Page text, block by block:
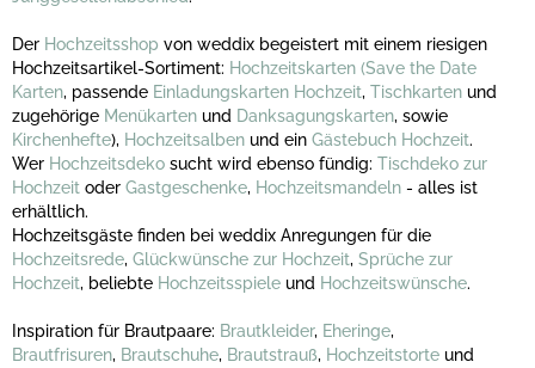
Der Hochzeitsshop von weddix begeistert mit einem riesigen
Hochzeitsartikel-Sortiment: Hochzeitskarten (Save the Date
Karten, passende Einladungskarten Hochzeit, Tischkarten und
zugehörige Menükarten und Danksagungskarten, sowie
Kirchenhefte), Hochzeitsalben und ein Gästebuch Hochzeit.
Wer Hochzeitsdeko sucht wird ebenso fündig: Tischdeko zur
Hochzeit oder Gastgeschenke, Hochzeitsmandeln - alles ist
erhältlich.
Hochzeitsgäste finden bei weddix Anregungen für die
Hochzeitsrede, Glückwünsche zur Hochzeit, Sprüche zur
Hochzeit, beliebte Hochzeitsspiele und Hochzeitswünsche.
Inspiration für Brautpaare: Brautkleider, Eheringe,
Brautfrisuren, Brautschuhe, Brautstrauß, Hochzeitstorte und